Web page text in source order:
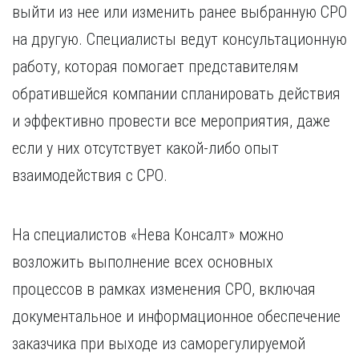
выйти из нее или изменить ранее выбранную СРО
на другую. Специалисты ведут консультационную
работу, которая помогает представителям
обратившейся компании спланировать действия
и эффективно провести все мероприятия, даже
если у них отсутствует какой-либо опыт
взаимодействия с СРО.
На специалистов «Нева Консалт» можно
возложить выполнение всех основных
процессов в рамках изменения СРО, включая
документальное и информационное обеспечение
заказчика при выходе из саморегулируемой